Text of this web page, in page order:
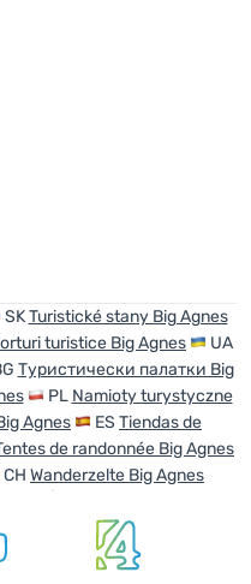
Zelt Big Agnes Crag Lake
SKTuristické stany Big Agnes
turistice Big Agnes
UA
Туристически палатки Big
PL Namioty turystyczne
Agnes ES Tiendas de
de randonnée Big Agnes
CH Wanderzelte Big Agnes